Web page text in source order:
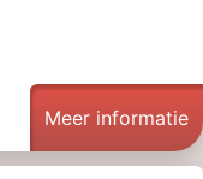
Meer informatie